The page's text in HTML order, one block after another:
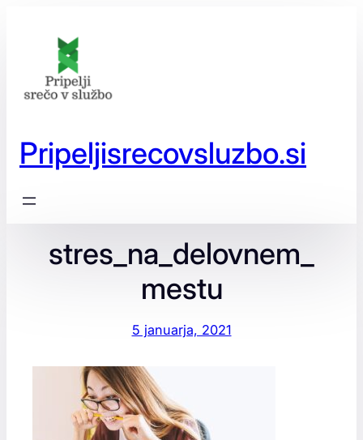
Pripeljisrecovsluzbo.si
stres_na_delovnem_
mestu
5 januarja, 2021